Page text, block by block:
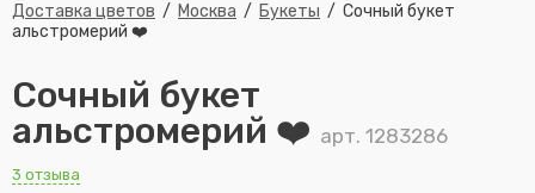
Доставка цветов / Москва / Букеты / Сочный букет
альстромерий ❤️
Сочный букет
альстромерий ❤️ арт. 1283286
3 отзыва